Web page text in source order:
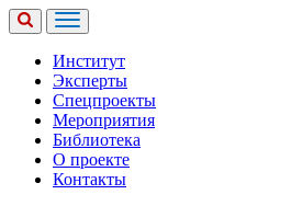
Институт
Эксперты
Спецпроекты
Мероприятия
Библиотека
О проекте
Контакты